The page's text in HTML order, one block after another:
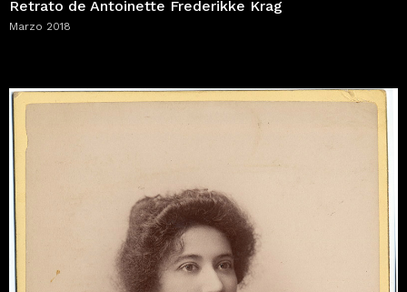
Retrato de Antoinette Frederikke Krag
Marzo 2018